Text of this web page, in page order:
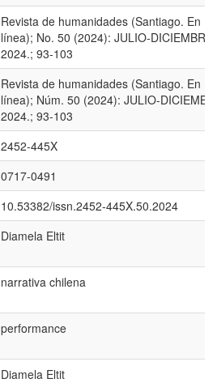
Revista de humanidades (Santiago. En
línea); No. 50 (2024): JULIO-DICIEMBRE,
2024.; 93-103
Revista de humanidades (Santiago. En
línea); Núm. 50 (2024): JULIO-
2024.; 93-103
2452-445X
0717-0491
10.53382/issn.2452-445X.50.2024
Diamela Eltit
narrativa chilena
performance
Diamela Eltit